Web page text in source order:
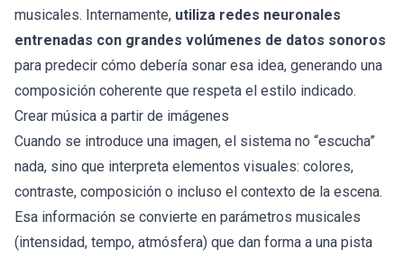
musicales. Internamente, utiliza redes neuronales
entrenadas con grandes volúmenes de datos sonoros
para predecir cómo debería sonar esa idea, generando una
composición coherente que respeta el estilo indicado.
Crear música a partir de imágenes
Cuando se introduce una imagen, el sistema no “escucha”
nada, sino que interpreta elementos visuales: colores,
contraste, composición o incluso el contexto de la escena.
Esa información se convierte en parámetros musicales
(intensidad, tempo, atmósfera) que dan forma a una pista